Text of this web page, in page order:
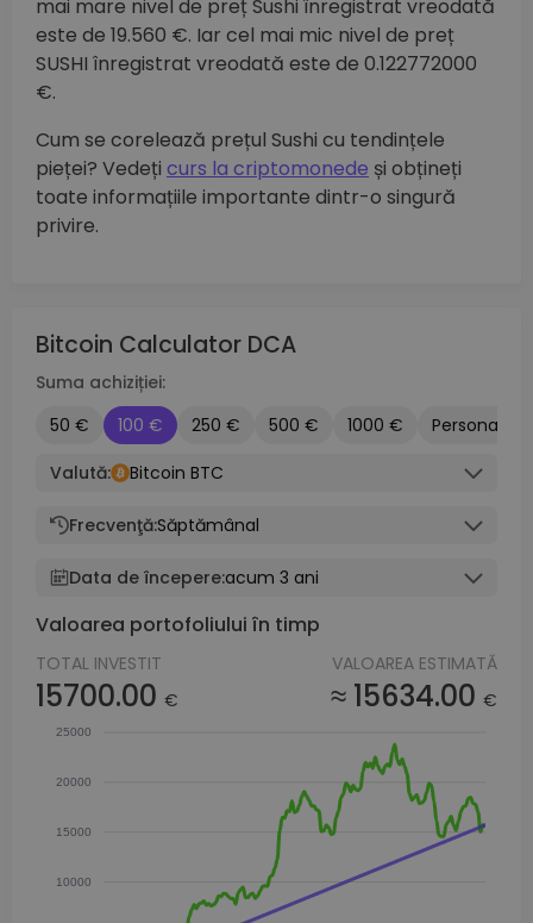
mai mare nivel de preț Sushi înregistrat vreodată
este de 19.560 €. Iar cel mai mic nivel de preț
SUSHI înregistrat vreodată este de 0.122772000
€.
Cum se corelează prețul Sushi cu tendințele
pieței? Vedeți curs la criptomonede și obțineți
toate informațiile importante dintr-o singură
privire.
Bitcoin Calculator DCA
Suma achiziției:
50 €
100 € 250 € 500 € 1000 €
Personalizat
Valută:
Bitcoin BTC
Frecvenţă:Săptămânal
Data de începere:acum 3 ani
Valoarea portofoliului în timp
TOTAL INVESTIT
15700.00 €
VALOAREA ESTIMATĂ
≈ 15634.00 €
25000
20000
15000
10000